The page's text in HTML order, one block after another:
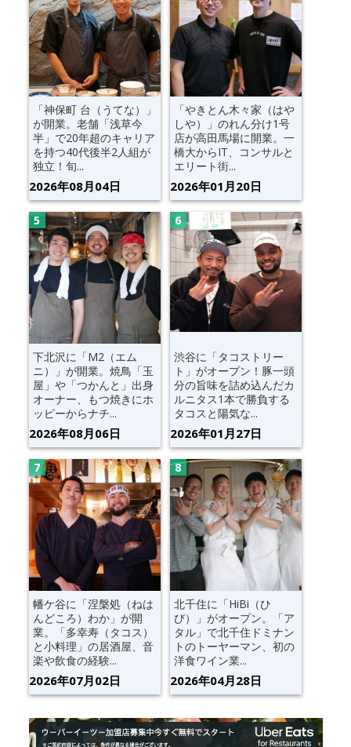
「神保町 台（うてな）」
が開業。老舗「浅草今
半」で20年超のキャリア
を持つ40代後半2人組が
独立！旬...
2026年08月04日
「やきとん木々家（はや
しや）」のれん分け1号
店が高田馬場に開業。一
橋大からIT、コンサルと
エリート街...
2026年01月20日
下北沢に「M2（エム
ニ）」が開業。焼鳥「玉
屋」や「つかんと」出身
オーナー、もつ焼きにホ
ッピーからナチ...
2026年08月06日
渋谷に「タコストリー
ト」がオープン！豚一頭
分の旨味を詰め込んだカ
ルニタス1本で勝負する
タコスと陽気な...
2026年01月27日
幡ケ谷に「涅槃処（ねは
んどころ）わか」が開
業。「多幸寿（タコス）
と小料理」の居酒屋、音
楽や飲食の経験...
2026年07月02日
北千住に「HiBi（ひ
び）」がオープン。「ア
タル」で北千住ドミナン
トのトーヤーマン、初の
洋食ワイン業...
2026年04月28日